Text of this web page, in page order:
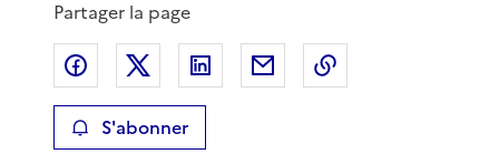
Partager la page
Partager sur Facebook
Partager sur XPartager sur LinkedIn
Partager par email
S'abonner